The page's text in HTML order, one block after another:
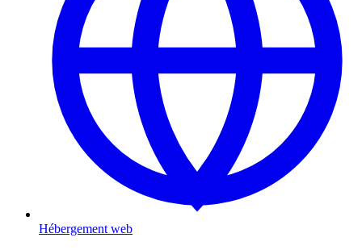
Hébergement web